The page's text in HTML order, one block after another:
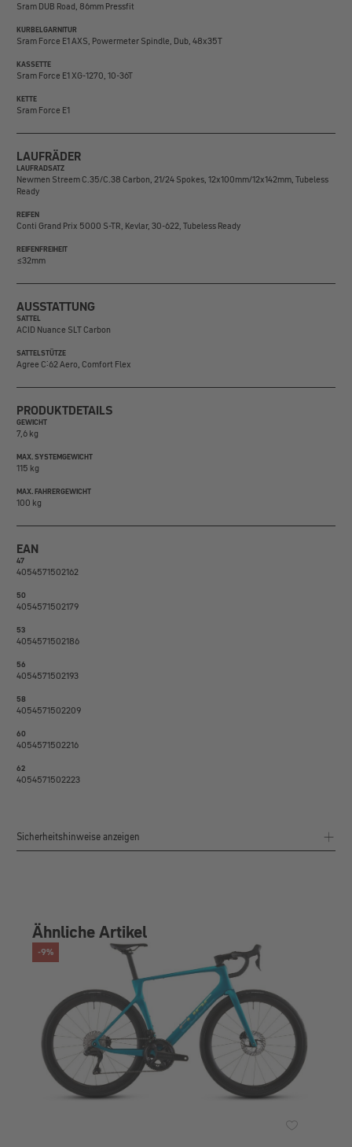
Sram DUB Road, 86mm Pressfit
KURBELGARNITUR
Sram Force E1 AXS, Powermeter Spindle, Dub, 48x35T
KASSETTE
Sram Force E1 XG-1270, 10-36T
KETTE
Sram Force E1
LAUFRÄDER
LAUFRADSATZ
Newmen Streem C.35/C.38 Carbon, 21/24 Spokes, 12x100mm/12x142mm, Tubeless
Ready
REIFEN
Conti Grand Prix 5000 S-TR, Kevlar, 30-622, Tubeless Ready
REIFENFREIHEIT
≤32mm
AUSSTATTUNG
SATTEL
ACID Nuance SLT Carbon
SATTELSTÜTZE
Agree C:62 Aero, Comfort Flex
PRODUKTDETAILS
GEWICHT
7,6 kg
MAX. SYSTEMGEWICHT
115 kg
MAX. FAHRERGEWICHT
100 kg
EAN
47
4054571502162
50
4054571502179
53
4054571502186
56
4054571502193
58
4054571502209
60
4054571502216
62
4054571502223
Sicherheitshinweise anzeigen
Ähnliche Artikel
RABATT
-9%